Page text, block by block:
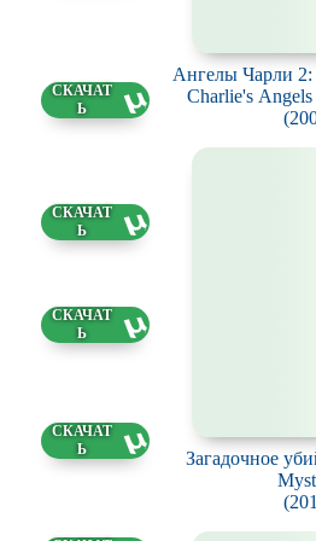
Линда
Огай
Ангелы Чарли 2:
Charlie's
Загадочное